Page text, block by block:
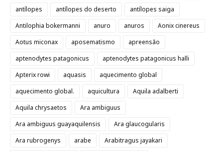
antílopes
antílopes do deserto
antílopes saiga
Antilophia bokermanni
anuro anuros
Aonix cinereus
Aotus miconax
aposematismo
apreensão
aptenodytes patagonicus
aptenodytes patagonicus halli
Apterix rowi
aquasis
aquecimento global
aquecimento global.
aquicultura
Aquila adalberti
Aquila chrysaetos
Ara ambiguus
Ara ambiguus guayaquilensis
Ara glaucogularis
Ara rubrogenys
arabe
Arabitragus jayakari